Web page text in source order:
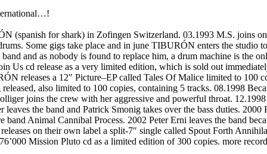
(spanish for shark) in Zofingen Switzerland. 03.1993 M.S. joins
Some gigs take place and in june TIBURÓN enters the
and as nobody is found to replace him, a drum machine is the
Us cd release as a very limited edition, which is sold out
releases a 12″ Picture–EP called Tales Of Malice limited to 100
also limited to 100 copies, containing 5 tracks. 08.1998
joins the crew with her aggressive and powerful throat.
the band and Patrick Smonig takes over the bass duties.
Animal Cannibal Process. 2002 Peter Erni leaves the band
on their own label a split-7″ single called Spout Forth
Mission Pluto cd as a limited edition of 300 copies. more